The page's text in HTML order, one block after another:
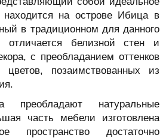
на острове Ибица в
в традиционном для данного
отличается белизной стен и
с преобладанием оттенков
цветов, позаимствованных из
натуральные
часть мебели изготовлена
пространство достаточно